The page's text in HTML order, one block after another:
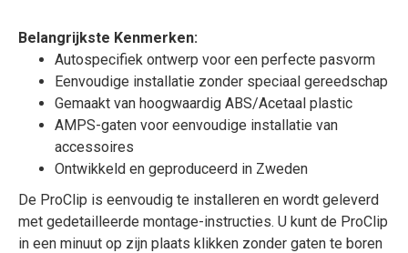
Belangrijkste Kenmerken:
Autospecifiek ontwerp voor een perfecte pasvorm
Eenvoudige installatie zonder speciaal gereedschap
Gemaakt van hoogwaardig ABS/Acetaal plastic
AMPS-gaten voor eenvoudige installatie van
accessoires
Ontwikkeld en geproduceerd in Zweden
De ProClip is eenvoudig te installeren en wordt geleverd
met gedetailleerde montage-instructies. U kunt de ProClip
in een minuut op zijn plaats klikken zonder gaten te boren